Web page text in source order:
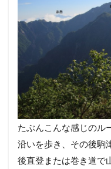
たぶんこんな感じのル
沿いを歩き、その後駒
後直登または巻き道で